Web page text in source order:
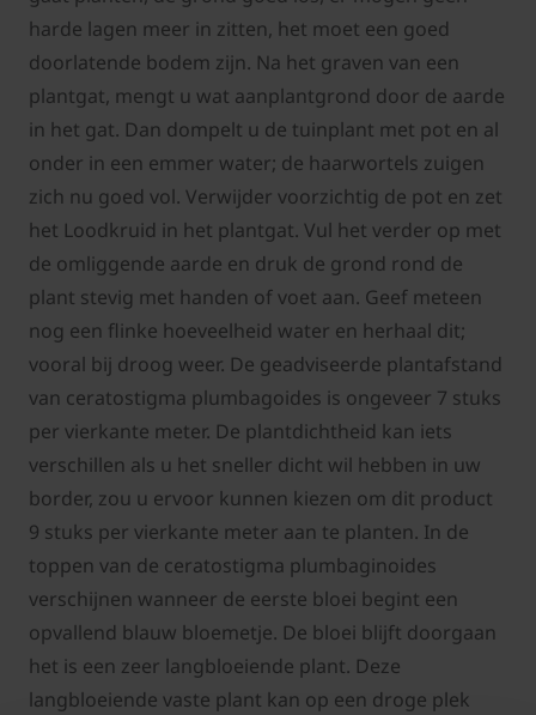
harde lagen meer in zitten, het moet een goed
doorlatende bodem zijn. Na het graven van een
plantgat, mengt u wat aanplantgrond door de aarde
in het gat. Dan dompelt u de tuinplant met pot en al
onder in een emmer water; de haarwortels zuigen
zich nu goed vol. Verwijder voorzichtig de pot en zet
het Loodkruid in het plantgat. Vul het verder op met
de omliggende aarde en druk de grond rond de
plant stevig met handen of voet aan. Geef meteen
nog een flinke hoeveelheid water en herhaal dit;
vooral bij droog weer. De geadviseerde plantafstand
van ceratostigma plumbagoides is ongeveer 7 stuks
per vierkante meter. De plantdichtheid kan iets
verschillen als u het sneller dicht wil hebben in uw
border, zou u ervoor kunnen kiezen om dit product
9 stuks per vierkante meter aan te planten. In de
toppen van de ceratostigma plumbaginoides
verschijnen wanneer de eerste bloei begint een
opvallend blauw bloemetje. De bloei blijft doorgaan
het is een zeer langbloeiende plant. Deze
langbloeiende vaste plant kan op een droge plek